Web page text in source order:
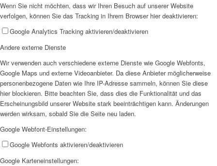
Wenn Sie nicht möchten, dass wir Ihren Besuch auf unserer Website
verfolgen, können Sie das Tracking in Ihrem Browser hier deaktivieren:
Google Analytics Tracking aktivieren/deaktivieren
Andere externe Dienste
Wir verwenden auch verschiedene externe Dienste wie Google Webfonts,
Google Maps und externe Videoanbieter. Da diese Anbieter möglicherweise
personenbezogene Daten wie Ihre IP-Adresse sammeln, können Sie diese
hier blockieren. Bitte beachten Sie, dass dies die Funktionalität und das
Erscheinungsbild unserer Website stark beeinträchtigen kann. Änderungen
werden wirksam, sobald Sie die Seite neu laden.
Google Webfont-Einstellungen:
Google Webfonts aktivieren/deaktivieren
Google Karteneinstellungen: